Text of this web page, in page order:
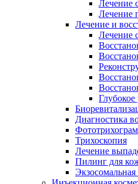
Лечение
Лечение
Лечение и
Лечение
Диагностика
Трихоскопия
Лечение
Пилинг для
Экзосомальная